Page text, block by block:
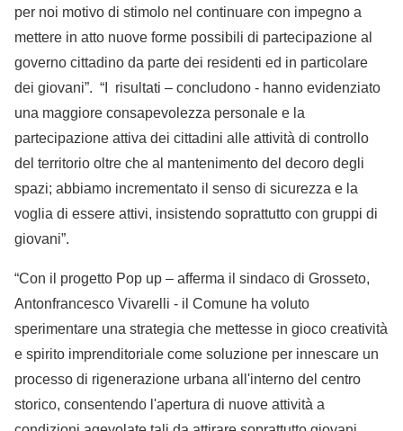
per noi motivo di stimolo nel continuare con impegno a
mettere in atto nuove forme possibili di partecipazione al
governo cittadino da parte dei residenti ed in particolare
dei giovani”. “I risultati – concludono - hanno evidenziato
una maggiore consapevolezza personale e la
partecipazione attiva dei cittadini alle attività di controllo
del territorio oltre che al mantenimento del decoro degli
spazi; abbiamo incrementato il senso di sicurezza e la
voglia di essere attivi, insistendo soprattutto con gruppi di
giovani”.
“Con il progetto Pop up – afferma il sindaco di Grosseto,
Antonfrancesco Vivarelli - il Comune ha voluto
sperimentare una strategia che mettesse in gioco creatività
e spirito imprenditoriale come soluzione per innescare un
processo di rigenerazione urbana all'interno del centro
storico, consentendo l'apertura di nuove attività a